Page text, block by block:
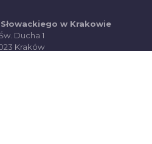
w Krakowie
Ducha 1
Kraków